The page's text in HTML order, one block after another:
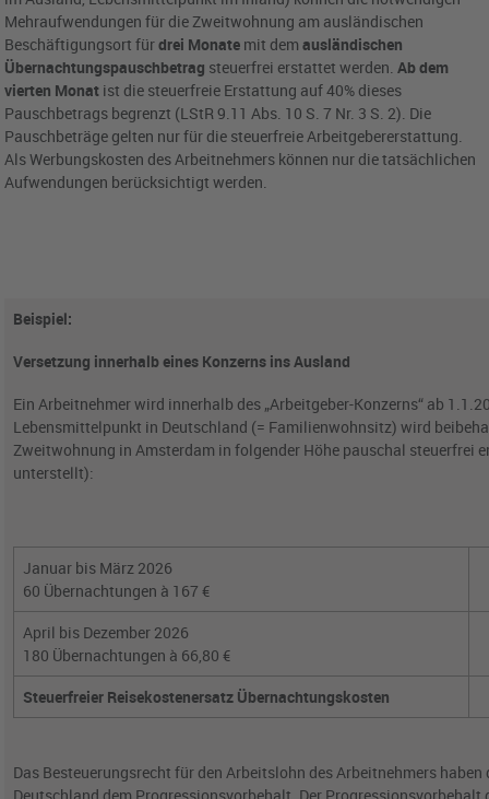
Mehraufwendungen für die Zweitwohnung am ausländischen
Beschäftigungsort fürdrei Monate mit demausländischen
Übernachtungspauschbetrag steuerfrei erstattet werden.Ab dem
vierten Monat ist die steuerfreie Erstattung auf 40% dieses
Pauschbetrags begrenzt (LStR 9.11 Abs. 10 S. 7 Nr. 3 S. 2). Die
Pauschbeträge gelten nur für die steuerfreie Arbeitgebererstattung.
Als Werbungskosten des Arbeitnehmers können nur die tatsächlichen
Aufwendungen berücksichtigt werden.
Beispiel:
Versetzung innerhalb eines Konzerns ins Ausland
Ein Arbeitnehmer wird innerhalb des „Arbeitgeber-Konzerns“ ab
Lebensmittelpunkt in Deutschland (= Familienwohnsitz) wird
Zweitwohnung in Amsterdam in folgender Höhe pauschal steuerfrei
unterstellt):
Januar bis März 2026
60 Übernachtungen à 167 €
April bis Dezember 2026
180 Übernachtungen à 66,80 €
Steuerfreier Reisekostenersatz Übernachtungskosten
Das Besteuerungsrecht für den Arbeitslohn des Arbeitnehmers